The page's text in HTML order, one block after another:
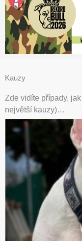
Kauzy
Zde vidíte případy,
největší kauzy)…